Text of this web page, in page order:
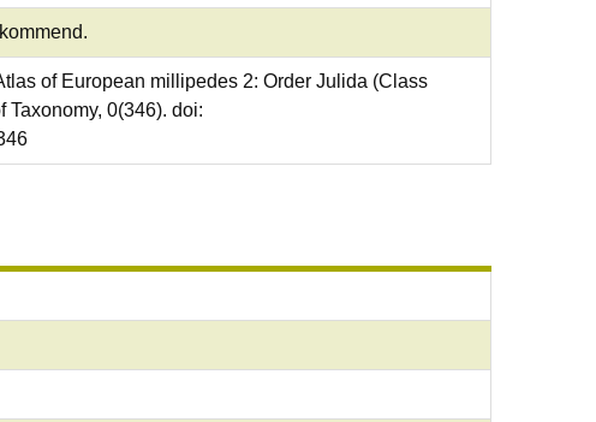
of European millipedes 2: Order Julida (Class
Taxonomy, 0(346). doi: